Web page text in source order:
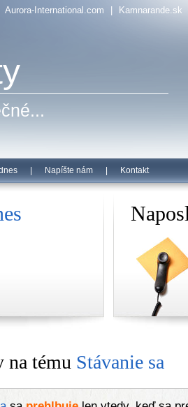
Aurora-International.com Kamnarande.sk
Napíšte nám Kontakt
na tému Stávanie sa